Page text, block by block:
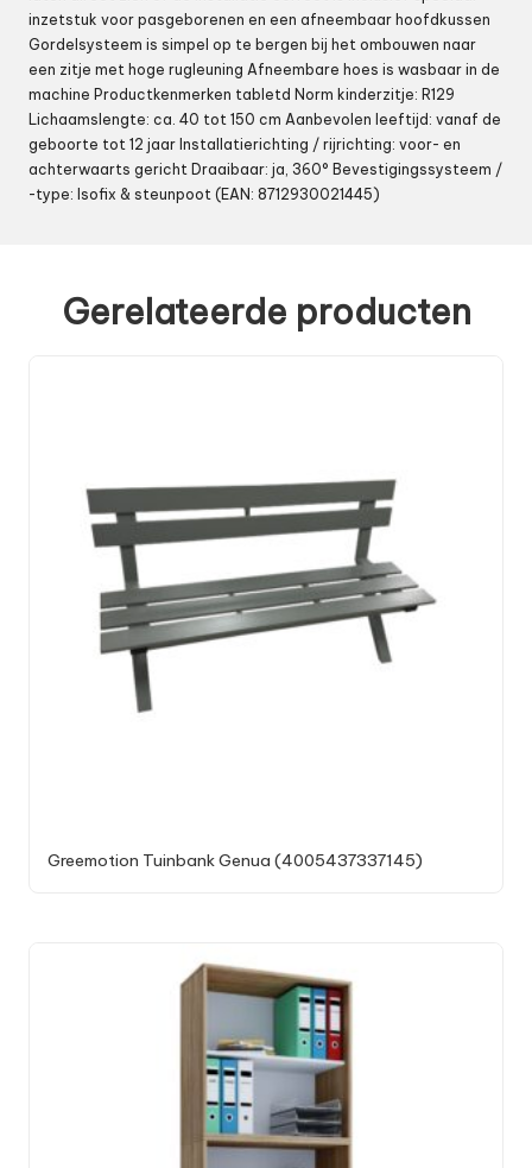
inzetstuk voor pasgeborenen en een afneembaar hoofdkussen
Gordelsysteem is simpel op te bergen bij het ombouwen naar
een zitje met hoge rugleuning Afneembare hoes is wasbaar in de
machine Productkenmerken tabletd Norm kinderzitje: R129
Lichaamslengte: ca. 40 tot 150 cm Aanbevolen leeftijd: vanaf de
geboorte tot 12 jaar Installatierichting / rijrichting: voor- en
achterwaarts gericht Draaibaar: ja, 360° Bevestigingssysteem /
-type: Isofix & steunpoot (EAN: 8712930021445)
Gerelateerde producten
Greemotion Tuinbank Genua (4005437337145)